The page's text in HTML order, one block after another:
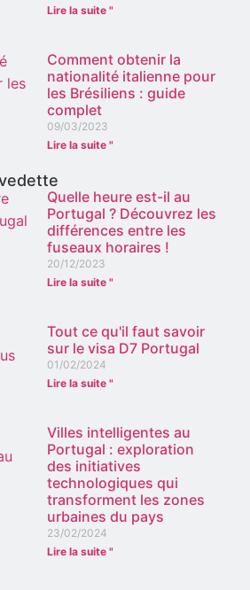
Lire la suite "
Comment obtenir la
nationalité italienne pour
les Brésiliens : guide
complet
09/03/2023
Lire la suite "
Quelle heure est-il au
Portugal ? Découvrez les
différences entre les
fuseaux horaires !
20/12/2023
Lire la suite "
Tout ce qu'il faut savoir
sur le visa D7 Portugal
01/02/2024
Lire la suite "
Villes intelligentes au
Portugal : exploration
des initiatives
technologiques qui
transforment les zones
urbaines du pays
23/02/2024
Lire la suite "